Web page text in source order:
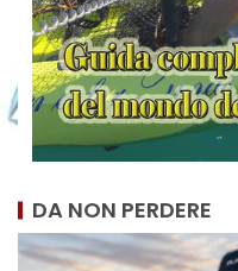
DA NON PERDERE